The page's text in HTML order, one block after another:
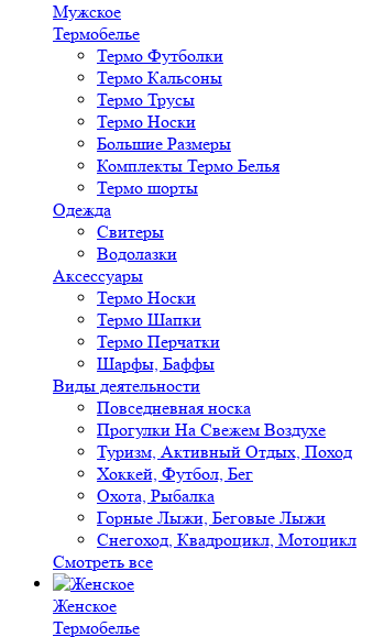
Мужское
Термобелье
Термо Футболки
Термо Кальсоны
Термо Трусы
Термо Носки
Большие Размеры
Комплекты Термо Белья
Термо шорты
Одежда
Свитеры
Водолазки
Аксессуары
Термо Носки
Термо Шапки
Термо Перчатки
Шарфы, Баффы
Виды деятельности
Повседневная носка
Прогулки На Свежем Воздухе
Туризм, Активный Отдых, Поход
Хоккей, Футбол, Бег
Охота, Рыбалка
Горные Лыжи, Беговые Лыжи
Снегоход, Квадроцикл, Мотоцикл
Смотреть все
Женское
Термобелье